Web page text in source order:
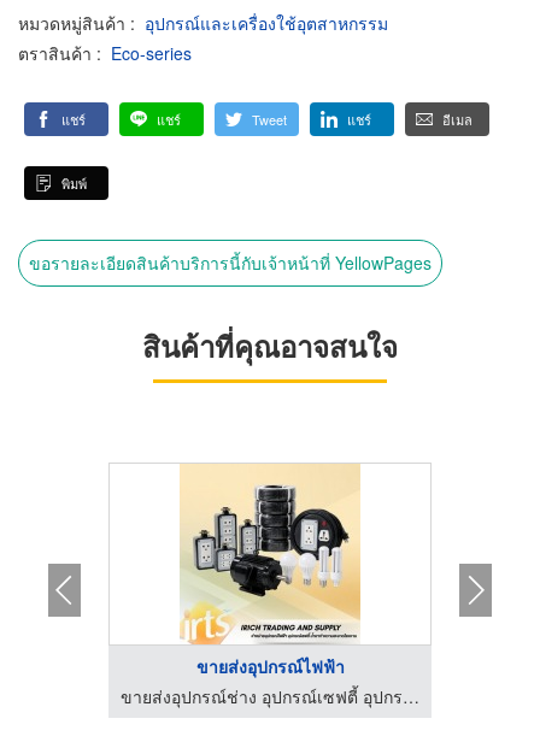
หมวดหมู่สินค้า : อุปกรณ์และเครื่องใช้อุตสาหกรรม
ตราสินค้า : Eco-series
แชร์ แชร์ Tweet แชร์ อีเมล
พิมพ์
ขอรายละเอียดสินค้าบริการนี้กับเจ้าหน้าที่ YellowPages
สินค้าที่คุณอาจสนใจ
ขายส่งอุปกรณ์ไฟฟ้า
ขายส่งอุปกรณ์ช่าง อุปกรณ์เซฟตี้ อุปกรณ์ไฟฟ้า - irichtrading